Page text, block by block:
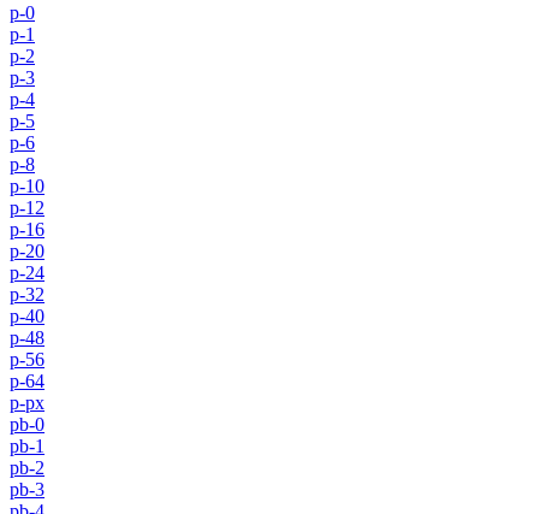
p-0
p-1
p-2
p-3
p-4
p-5
p-6
p-8
p-10
p-12
p-16
p-20
p-24
p-32
p-40
p-48
p-56
p-64
p-px
pb-0
pb-1
pb-2
pb-3